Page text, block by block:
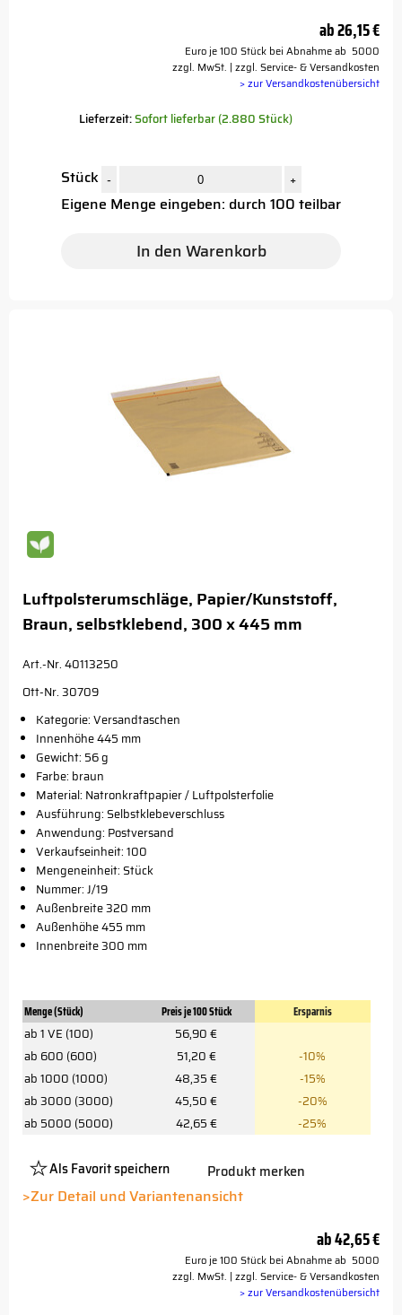
ab26,15 €
Euro je 100 Stück bei Abnahme ab 5000
zzgl. MwSt. | zzgl. Service- & Versandkosten
> zur Versandkostenübersicht
Lieferzeit:Sofort lieferbar (2.880 Stück)
Stück - +
Eigene Menge eingeben: durch 100 teilbar
In den Warenkorb
Luftpolsterumschläge, Papier/Kunststoff,
Braun, selbstklebend, 300 x 445 mm
Art.-Nr. 40113250
Ott-Nr. 30709
Kategorie: Versandtaschen
Innenhöhe 445 mm
Gewicht: 56 g
Farbe: braun
Material: Natronkraftpapier / Luftpolsterfolie
Ausführung: Selbstklebeverschluss
Anwendung: Postversand
Verkaufseinheit: 100
Mengeneinheit: Stück
Nummer: J/19
Außenbreite 320 mm
Außenhöhe 455 mm
Innenbreite 300 mm
Menge (Stück) Preis je 100 Stück
Ersparnis
ab 1 VE (100)
56,90 €
ab 600 (600)
51,20 €
-10%
ab 1000 (1000)
48,35 €
-15%
ab 3000 (3000)
45,50 €
-20%
ab 5000 (5000)
42,65 € -25%
Als Favorit speichern
Platzhalter
Button
Produkt merken
>Zur Detail und Variantenansicht
ab42,65 €
Euro je 100 Stück bei Abnahme ab 5000
zzgl. MwSt. | zzgl. Service- & Versandkosten
> zur Versandkostenübersicht